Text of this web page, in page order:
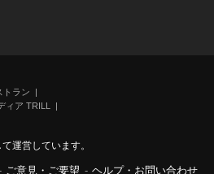
ラン
ィア TRILL
運営しています。
ご意見・ご要望 - ヘルプ・お問い合わせ